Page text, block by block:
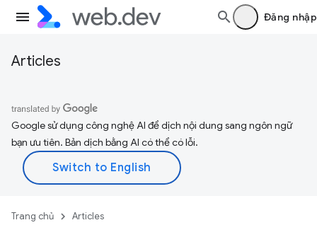
Đăng nhập
Articles
Google sử dụng công nghệ AI để dịch nội dung sang ngôn ngữ
bạn ưu tiên. Bản dịch bằng AI có thể có lỗi.
Trang chủ Articles